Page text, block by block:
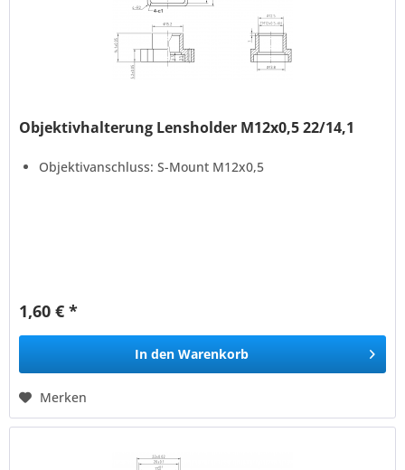
Objektivhalterung Lensholder M12x0,5 22/14,1
Objektivanschluss: S-Mount M12x0,5
1,60 € *
In den Warenkorb
Merken